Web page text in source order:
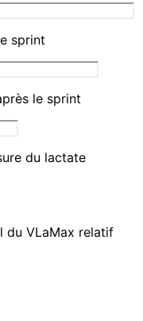
sprint
le sprint
du lactate
du VLaMax relatif